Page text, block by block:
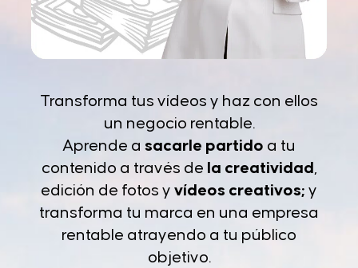
Transforma tus vídeos y haz con ellos
un negocio rentable.
Aprende a sacarle partido a tu
contenido a través de la creatividad
edición de fotos y vídeos creativos; y
transforma tu marca en una empresa
rentable atrayendo a tu público
objetivo.